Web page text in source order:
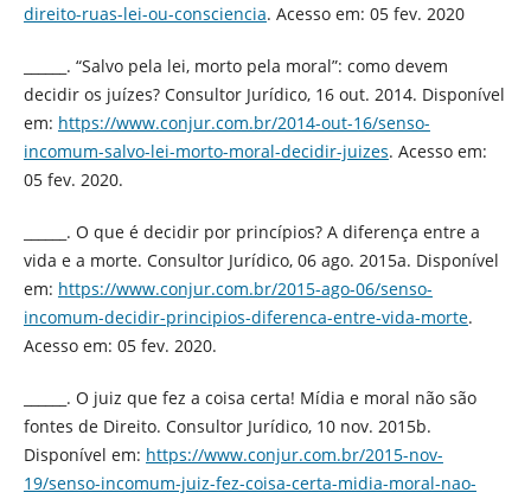
direito-ruas-lei-ou-consciencia. Acesso em: 05 fev. 2020
______. “Salvo pela lei, morto pela moral”: como devem
decidir os juízes? Consultor Jurídico, 16 out. 2014. Disponível
em: https://www.conjur.com.br/2014-out-16/senso-
incomum-salvo-lei-morto-moral-decidir-juizes. Acesso em:
05 fev. 2020.
______. O que é decidir por princípios? A diferença entre a
vida e a morte. Consultor Jurídico, 06 ago. 2015a. Disponível
em: https://www.conjur.com.br/2015-ago-06/senso-
incomum-decidir-principios-diferenca-entre-vida-morte.
Acesso em: 05 fev. 2020.
______. O juiz que fez a coisa certa! Mídia e moral não são
fontes de Direito. Consultor Jurídico, 10 nov. 2015b.
Disponível em: https://www.conjur.com.br/2015-nov-
19/senso-incomum-juiz-fez-coisa-certa-midia-moral-nao-